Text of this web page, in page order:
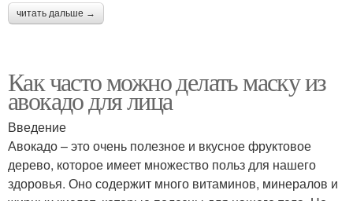
читать дальше →
Как часто можно делать маску из
авокадо для лица
Введение
Авокадо – это очень полезное и вкусное фруктовое
дерево, которое имеет множество польз для нашего
здоровья. Оно содержит много витаминов, минералов и